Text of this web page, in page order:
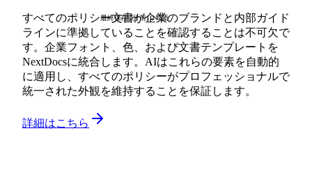
最終保存 2分前1,247語
すべてのポリシー文書が企業のブランドと内部ガイド
ラインに準拠していることを確認することは不可欠で
す。企業フォント、色、および文書テンプレートを
NextDocsに統合します。AIはこれらの要素を自動的
に適用し、すべてのポリシーがプロフェッショナルで
統一された外観を維持することを保証します。
詳細はこちら